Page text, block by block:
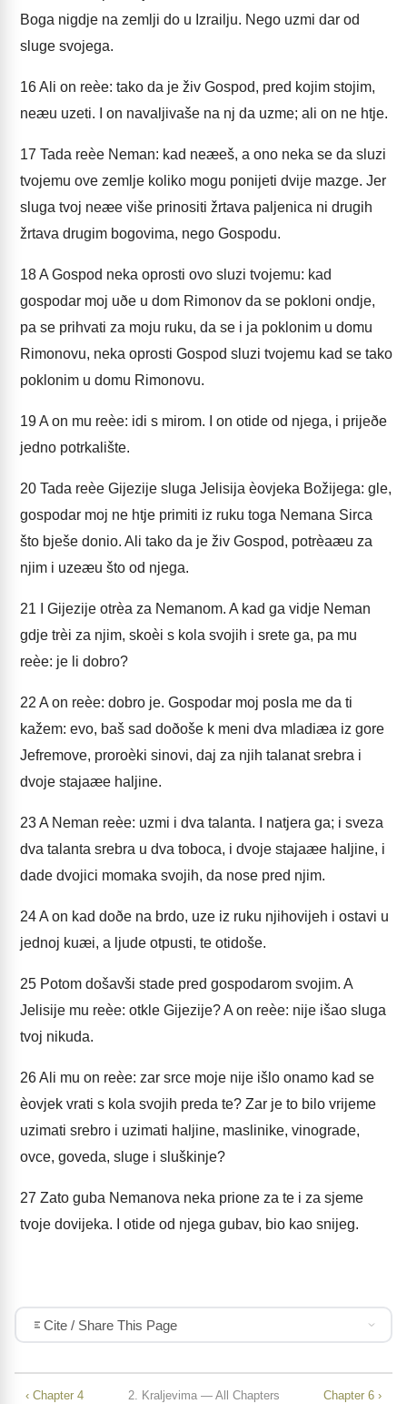
Boga nigdje na zemlji do u Izrailju. Nego uzmi dar od
sluge svojega.
16Ali on reèe: tako da je živ Gospod, pred kojim stojim,
neæu uzeti. I on navaljivaše na nj da uzme; ali on ne htje.
17 Tada reèe Neman: kad neæeš, a ono neka se da sluzi
tvojemu ove zemlje koliko mogu ponijeti dvije mazge. Jer
sluga tvoj neæe više prinositi žrtava paljenica ni drugih
žrtava drugim bogovima, nego Gospodu.
18A Gospod neka oprosti ovo sluzi tvojemu: kad
gospodar moj uðe u dom Rimonov da se pokloni ondje,
pa se prihvati za moju ruku, da se i ja poklonim u domu
Rimonovu, neka oprosti Gospod sluzi tvojemu kad se tako
poklonim u domu Rimonovu.
19A on mu reèe: idi s mirom. I on otide od njega, i prijeðe
jedno potrkalište.
20 Tada reèe Gijezije sluga Jelisija èovjeka Božijega: gle,
gospodar moj ne htje primiti iz ruku toga Nemana Sirca
što bješe donio. Ali tako da je živ Gospod, potrèaæu za
njim i uzeæu što od njega.
21 I Gijezije otrèa za Nemanom. A kad ga vidje Neman
gdje trèi za njim, skoèi s kola svojih i srete ga, pa mu
reèe: je li dobro?
22 A on reèe: dobro je. Gospodar moj posla me da ti
kažem: evo, baš sad doðoše k meni dva mladiæa iz gore
Jefremove, proroèki sinovi, daj za njih talanat srebra i
dvoje stajaæe haljine.
23A Neman reèe: uzmi i dva talanta. I natjera ga; i sveza
dva talanta srebra u dva toboca, i dvoje stajaæe haljine, i
dade dvojici momaka svojih, da nose pred njim.
24A on kad doðe na brdo, uze iz ruku njihovijeh i ostavi u
jednoj kuæi, a ljude otpusti, te otidoše.
25 Potom došavši stade pred gospodarom svojim. A
Jelisije mu reèe: otkle Gijezije? A on reèe: nije išao sluga
tvoj nikuda.
26Ali mu on reèe: zar srce moje nije išlo onamo kad se
èovjek vrati s kola svojih preda te? Zar je to bilo vrijeme
uzimati srebro i uzimati haljine, maslinike, vinograde,
ovce, goveda, sluge i sluškinje?
27 Zato guba Nemanova neka prione za te i za sjeme
tvoje dovijeka. I otide od njega gubav, bio kao snijeg.
Cite / Share This Page
‹ Chapter 4 2. Kraljevima — All Chapters Chapter 6 ›